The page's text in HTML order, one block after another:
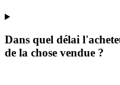
Dans quel délai
de la chose vendue ?